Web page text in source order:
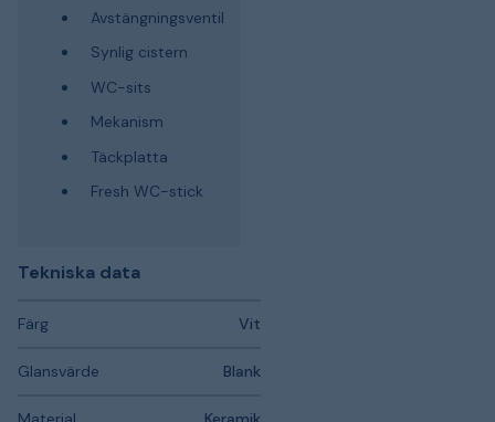
Avstängningsventil
Synlig cistern
WC-sits
Mekanism
Täckplatta
Fresh WC-stick
Tekniska data
Färg Vit
Glansvärde Blank